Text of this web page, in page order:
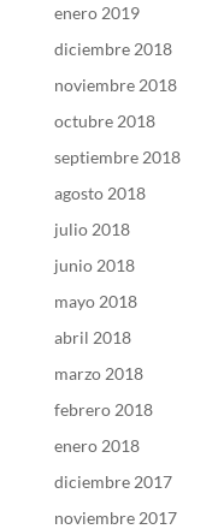
enero 2019
diciembre 2018
noviembre 2018
octubre 2018
septiembre 2018
agosto 2018
julio 2018
junio 2018
mayo 2018
abril 2018
marzo 2018
febrero 2018
enero 2018
diciembre 2017
noviembre 2017